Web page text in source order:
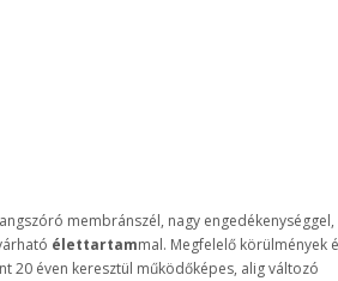
membránszél, nagy engedékenységgel,
élettartammal. Megfelelő körülmények
20 éven keresztül működőképes, alig változó